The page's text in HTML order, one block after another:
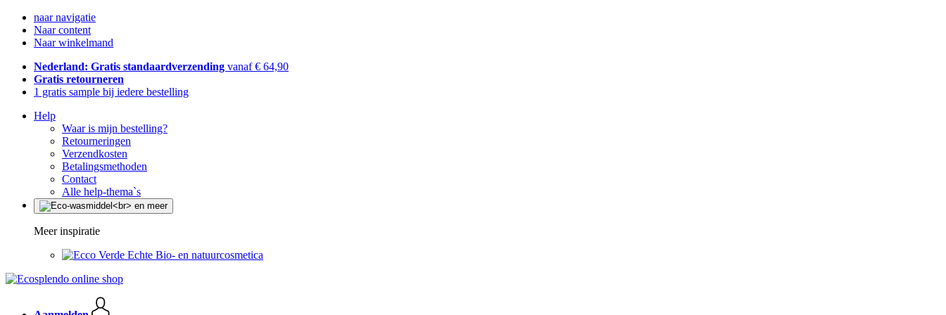
naar navigatie
Naar content
Naar winkelmand
Nederland: Gratis standaardverzending vanaf € 64,90
Gratis retourneren
1 gratis sample bij iedere bestelling
Help
Waar is mijn bestelling?
Retourneringen
Verzendkosten
Betalingsmethoden
Contact
Alle help-thema`s
Meer inspiratie
Echte Bio- en natuurcosmetica